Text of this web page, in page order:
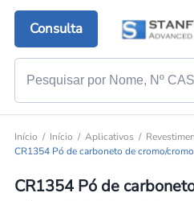
Consulta
Início Início Aplicativos
CR1354 Pó de carboneto de cromo/
CR1354 Pó de